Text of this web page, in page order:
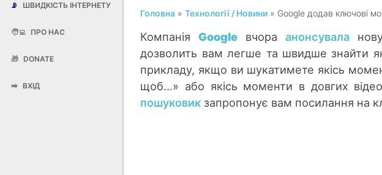
📡 ШВИДКІСТЬ ІНТЕРНЕТУ
🧑‍💻 ПРО НАС
🎁 DONATE
➡️ ВХІД
Головна »Технології / Новини » Google додав ключові
КомпаніяGoogle вчораанонсувала
дозволить вам легше та швидше знайти
прикладу, якщо ви шукатимете якісь
щоб…» або якісь моменти в довгих
пошуковик запропонує вам посилання на